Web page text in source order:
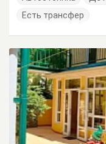
Есть трансфер